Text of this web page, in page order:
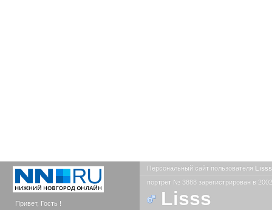
Привет, Гость !
Персональный сайт пользователя
портрет № 3888 зарегистрирован в
Lisss